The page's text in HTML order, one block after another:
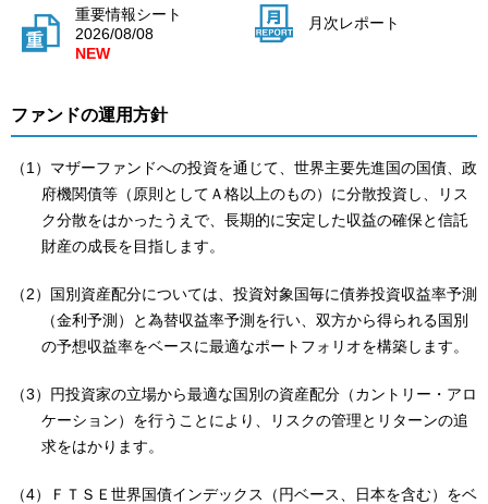
重要情報シート
2026/08/08
月次レポート
ファンドの運用方針
（1）マザーファンドへの投資を通じて、世界主要先進国の国債、政
府機関債等（原則としてＡ格以上のもの）に分散投資し、リス
ク分散をはかったうえで、長期的に安定した収益の確保と信託
財産の成長を目指します。
（2）国別資産配分については、投資対象国毎に債券投資収益率予測
（金利予測）と為替収益率予測を行い、双方から得られる国別
の予想収益率をベースに最適なポートフォリオを構築します。
（3）円投資家の立場から最適な国別の資産配分（カントリー・アロ
ケーション）を行うことにより、リスクの管理とリターンの追
求をはかります。
（4）ＦＴＳＥ世界国債インデックス（円ベース、日本を含む）をベ